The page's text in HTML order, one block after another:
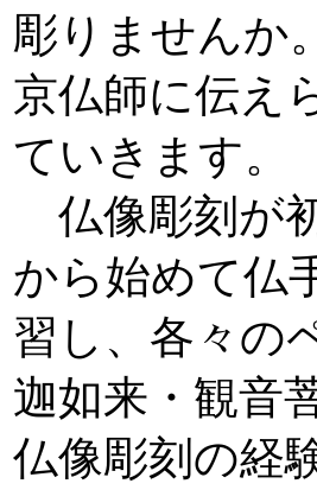
彫りませんか
京仏師に伝え
ていきます。
仏像彫刻が
から始めて仏
習し、各々の
迦如来・観音
仏像彫刻の経